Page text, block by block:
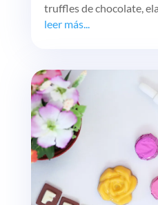
truffles de chocolate,
leer más...